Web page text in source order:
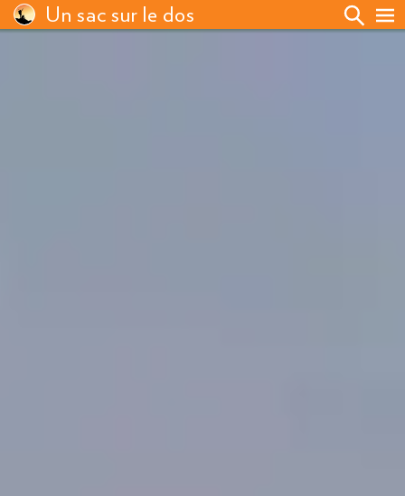
Un sac sur le dos